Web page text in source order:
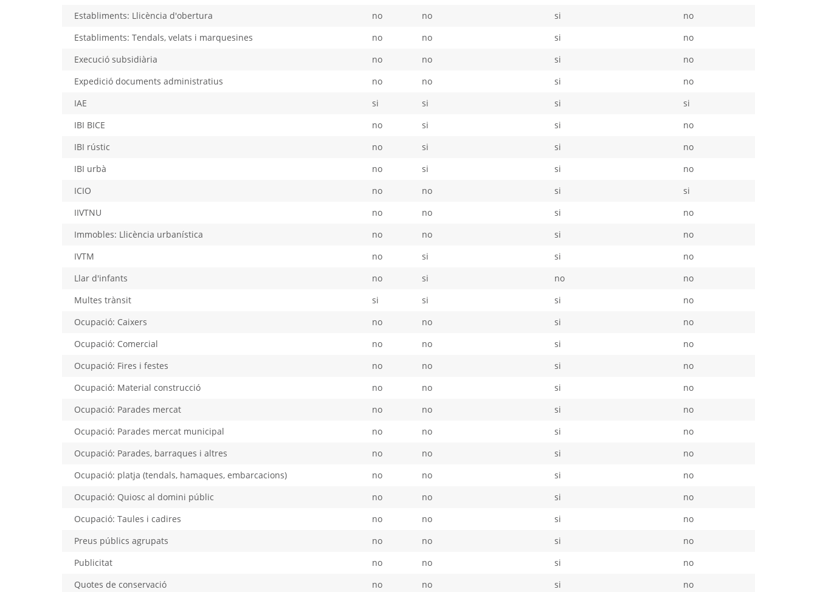
Establiments: Llicència d'obertura
no no si
no
Establiments: Tendals, velats i marquesines
no no si
no
Execució subsidiària
no no si
no
Expedició documents administratius
no no si
no
IAE
si si si
si
IBI BICE
no si si
no
IBI rústic
no si si
no
IBI urbà
no si si
no
ICIO
no no si
si
IIVTNU
no no si
no
Immobles: Llicència urbanística
no no si
no
IVTM
no si si
no
Llar d'infants
no si no
no
Multes trànsit
si si si
no
Ocupació: Caixers
no no si
no
Ocupació: Comercial
no no si
no
Ocupació: Fires i festes
no no si
no
Ocupació: Material construcció
no no si
no
Ocupació: Parades mercat
no no si
no
Ocupació: Parades mercat municipal
no no si
no
Ocupació: Parades, barraques i altres
no no si
no
Ocupació: platja (tendals, hamaques, embarcacions)
no no si
no
Ocupació: Quiosc al domini públic
no no si
no
Ocupació: Taules i cadires
no no si
no
Preus públics agrupats
no no si
no
Publicitat
no no si
no
Quotes de conservació
no no si
no